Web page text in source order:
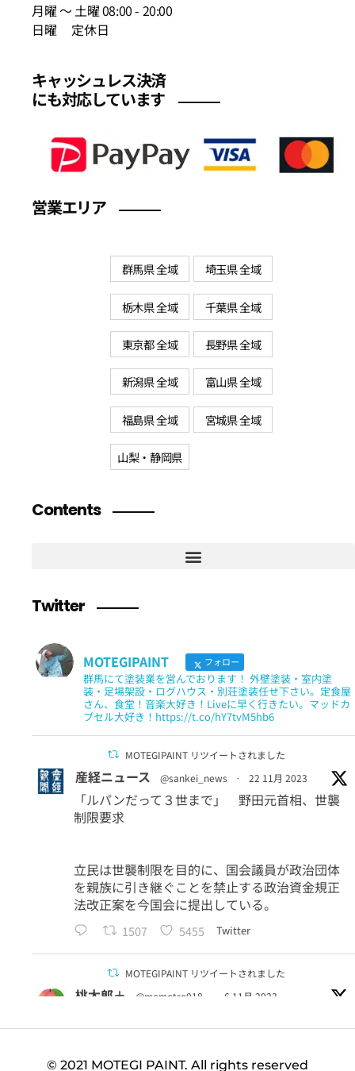
月曜 〜 土曜 08:00 - 20:00
日曜 定休日
キャッシュレス決済
にも対応しています
営業エリア
群馬県 全域 埼玉県 全域
栃木県 全域 千葉県 全域
東京都 全域 長野県 全域
新潟県 全域 富山県 全域
福島県 全域 宮城県 全域
山梨・静岡県
Contents
Twitter
MOTEGIPAINT フォロー
群馬にて塗装業を営んでおります！ 外壁塗装・室内塗
装・足場架設・ログハウス・別荘塗装任せ下さい。定食屋
さん、食堂！音楽大好き！Liveに早く行きたい。マッドカ
プセル大好き！https://t.co/hY7tvM5hb6
MOTEGIPAINT リツイートされました
産経ニュース @sankei_news · 22 11月 2023
「ルパンだって３世まで」 野田元首相、世襲
制限要求
立民は世襲制限を目的に、国会議員が政治団体
を親族に引き継ぐことを禁止する政治資金規正
法改正案を今国会に提出している。
1507 5455 Twitter
MOTEGIPAINT リツイートされました
桃太郎＋ @momotro018 6 11月 2023
「9億円」を突破
© 2021 MOTEGI PAINT. All rights reserved